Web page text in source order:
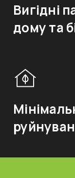
Вигідні
дому та